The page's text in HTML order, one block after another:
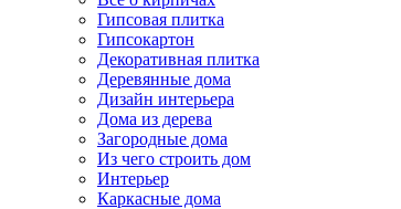
Гипсовая плитка
Гипсокартон
Декоративная плитка
Деревянные дома
Дизайн интерьера
Дома из дерева
Загородные дома
Из чего строить дом
Интерьер
Каркасные дома